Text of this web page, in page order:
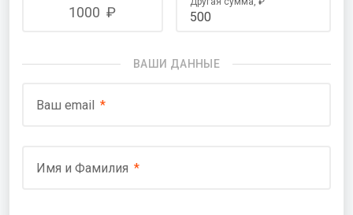
1000 ₽
ВАШИ ДАННЫЕ
Ваш email
Имя и Фамилия